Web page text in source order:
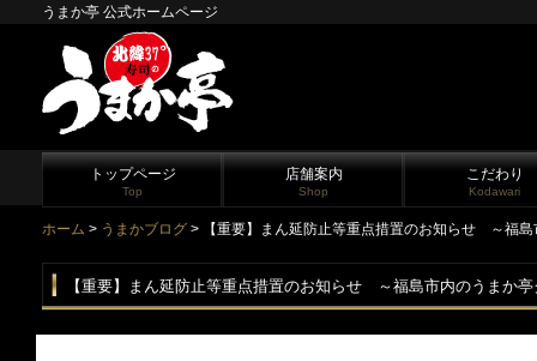
うまか亭 公式ホームページ
トップページ
Top
店舗案内
Shop
こだわり
Kodawari
ホーム > うまかブログ > 【重要】まん延防止等重点措置のお知らせ ～福島
【重要】まん延防止等重点措置のお知らせ ～福島市内のうまか